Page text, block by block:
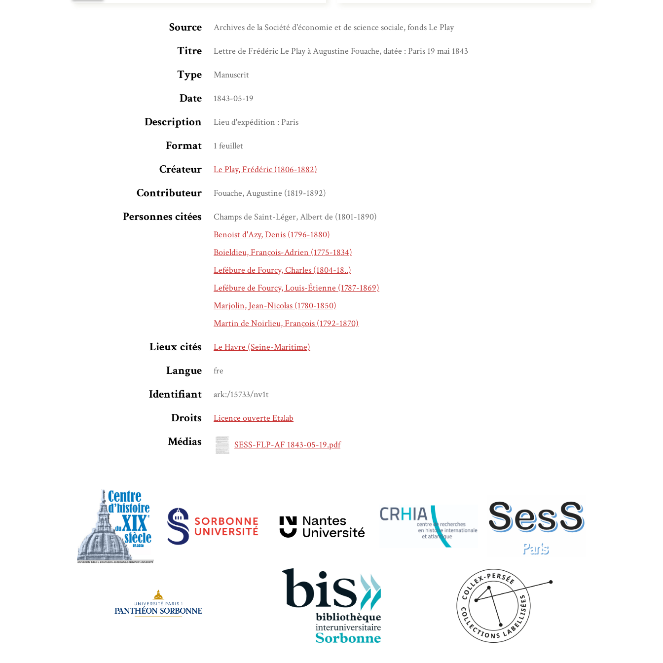
Source Archives de la Société d'économie et de science sociale, fonds Le Play
Titre Lettre de Frédéric Le Play à Augustine Fouache, datée : Paris 19 mai 1843
Type Manuscrit
Date 1843-05-19
Description Lieu d'expédition : Paris
Format 1 feuillet
Créateur Le Play, Frédéric (1806-1882)
Contributeur Fouache, Augustine (1819-1892)
Personnes citées
Champs de Saint-Léger, Albert de (1801-1890)
Benoist d'Azy, Denis (1796-1880)
Boieldieu, François-Adrien (1775-1834)
Lefébure de Fourcy, Charles (1804-18..)
Lefébure de Fourcy, Louis-Étienne (1787-1869)
Marjolin, Jean-Nicolas (1780-1850)
Martin de Noirlieu, François (1792-1870)
Lieux cités Le Havre (Seine-Maritime)
Langue fre
Identifiant ark:/15733/nv1t
Droits Licence ouverte Etalab
Médias SESS-FLP-AF 1843-05-19.pdf